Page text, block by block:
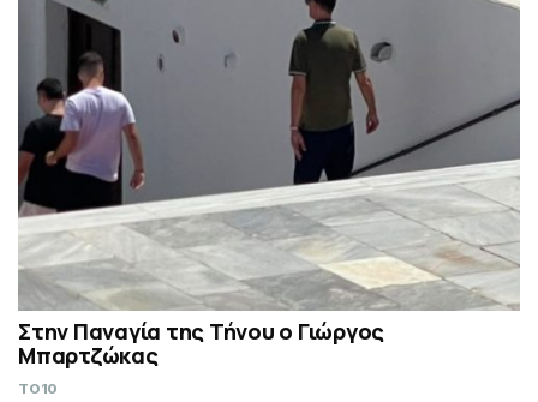
Στην Παναγία της Τήνου ο Γιώργος
Μπαρτζώκας
TO10